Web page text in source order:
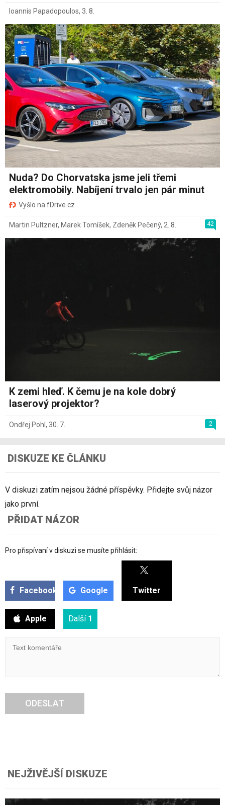
Ioannis Papadopoulos, 3. 8.
Nuda? Do Chorvatska jsme jeli třemi
elektromobily. Nabíjení trvalo jen pár minut
Vyšlo na fDrive.cz
42
Martin Pultzner, Marek Tomíšek, Zdeněk Pečený, 2. 8.
K zemi hleď. K čemu je na kole dobrý
laserový projektor?
2
Ondřej Pohl , 30. 7.
DISKUZE KE ČLÁNKU
V diskuzi zatím nejsou žádné příspěvky. Přidejte svůj názor
jako první.
PŘIDAT NÁZOR
Pro přispívaní v diskuzi se musíte přihlásit:
Facebook Google Twitter
Apple Další 1
ODESLAT
NEJŽIVĚJŠÍ DISKUZE